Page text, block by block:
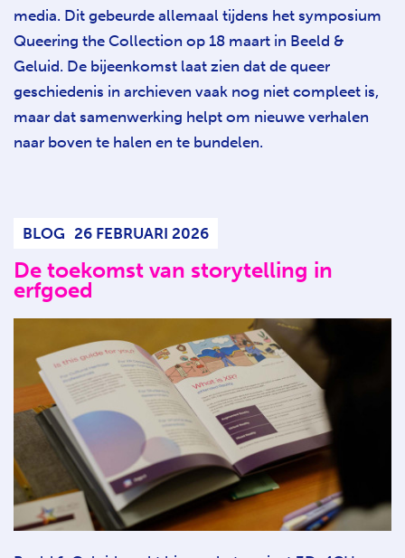
media. Dit gebeurde allemaal tijdens het symposium
Queering the Collection op 18 maart in Beeld &
Geluid. De bijeenkomst laat zien dat de queer
geschiedenis in archieven vaak nog niet compleet is,
maar dat samenwerking helpt om nieuwe verhalen
naar boven te halen en te bundelen.
BLOG 26 FEBRUARI 2026
De toekomst van storytelling in
erfgoed